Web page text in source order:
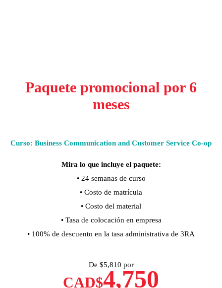
Paquete promocional por 6
meses
Curso: Business Communication and Customer Service Co-op
Mira lo que incluye el paquete:
• 24 semanas de curso
• Costo de matrícula
• Costo del material
• Tasa de colocación en empresa
• 100% de descuento en la tasa administrativa de 3RA
De $5,810 por
CAD$4,750